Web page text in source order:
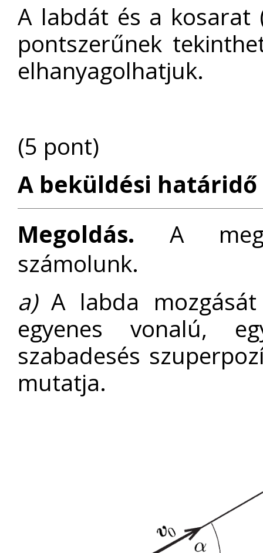
A labdát és a kosarat
pontszerűnek
elhanyagolhatjuk.
(5 pont)
A beküldési határidő
Megoldás. A
számolunk.
a)A labda
egyenes vonalú,
szabadesés
mutatja.